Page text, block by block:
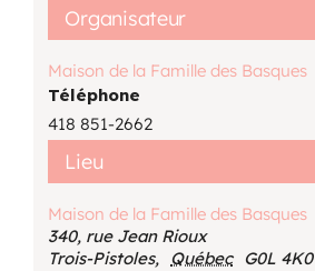
Lieu
Maison de la Famille des Basques
340, rue Jean Rioux
Trois-Pistoles, Québec G0L 4K0
Organisateur
Maison de la Famille des Basques
Téléphone
418 851-2662